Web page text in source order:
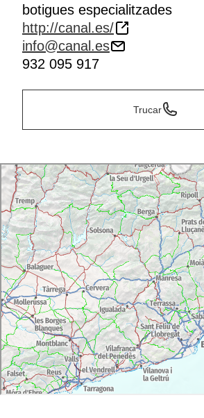
botigues especialitzades
http://canal.es/
info@canal.es
932 095 917
Trucar